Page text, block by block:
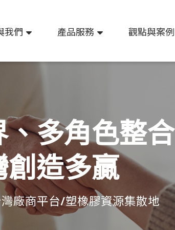
我們 產品服務 觀點與案例
多角色整合
創造多贏
廠商平台/塑橡膠資源集散地